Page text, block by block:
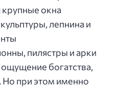
окна
лепнина и
пилястры и арки
богатства,
Но при этом именно